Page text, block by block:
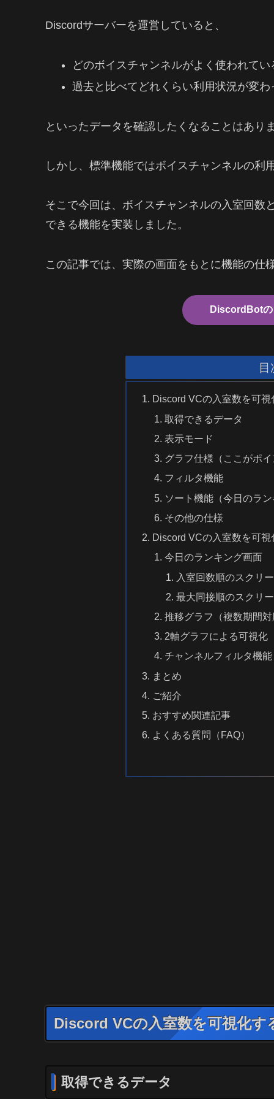
Discordサーバーを運営していると、
どのボイスチャンネルがよく使われてい
過去と比べてどれくらい利用状況が変わ
といったデータを確認したくなることはあり
しかし、標準機能ではボイスチャンネルの利
そこで今回は、ボイスチャンネルの入室回数
できる機能を実装しました。
この記事では、実際の画面をもとに機能の仕
DiscordBotの
目
Discord VCの入室数を可
取得できるデータ
表示モード
グラフ仕様（ここがポイ
フィルタ機能
ソート機能（今日のラン
その他の仕様
Discord VCの入室数を可
今日のランキング画面
入室回数順のスクリ
最大同接順のスクリ
推移グラフ（複数期間対
2軸グラフによる可視化
チャンネルフィルタ機能
まとめ
ご紹介
おすすめ関連記事
よくある質問（FAQ）
Discord VCの入室数を可視化す
取得できるデータ